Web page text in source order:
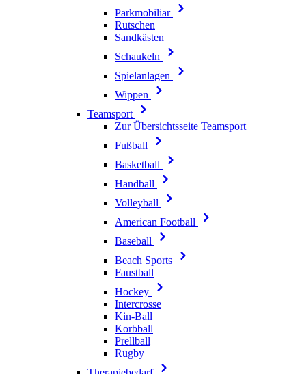
Parkmobiliar
Rutschen
Sandkästen
Schaukeln
Spielanlagen
Wippen
Teamsport
Zur Übersichtsseite Teamsport
Fußball
Basketball
Handball
Volleyball
American Football
Baseball
Beach Sports
Faustball
Hockey
Intercrosse
Kin-Ball
Korbball
Prellball
Rugby